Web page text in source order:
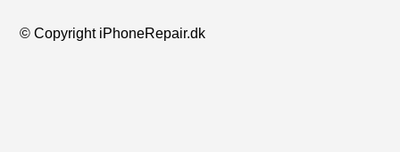
© Copyright iPhoneRepair.dk